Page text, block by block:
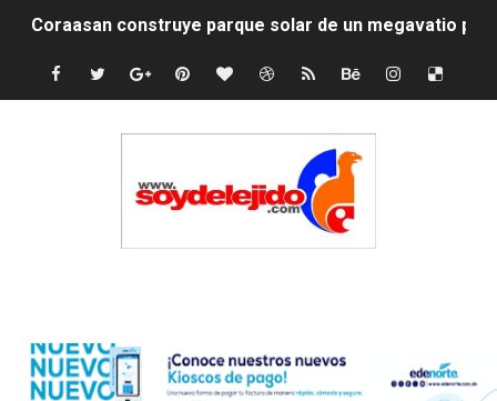
Coraasan construye parque solar de un megavatio
Irán apuesta por resistencia en disputa con Estados
Precio del dólar hoy viernes 7 de agosto de 2026
Un derrumbe en el centro de Cuba deja dos personas
La nube sahariana número 14 se ha alejado de